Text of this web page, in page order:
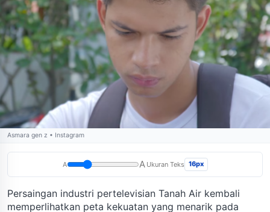
Asmara gen z • Instagram
A A Ukuran Teks 16px
Persaingan industri pertelevisian Tanah Air kembali
memperlihatkan peta kekuatan yang menarik pada